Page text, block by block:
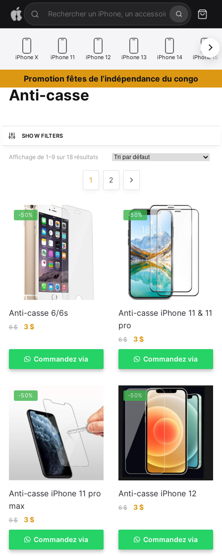
iPhone X iPhone 11 iPhone 12 iPhone 13 iPhone 14 iPhone 15
Promotion fêtes de l’indépendance du congo
Anti-casse
SHOW FILTERS
Affichage de 1–9 sur 18 résultats
1 2
-50%
Anti-casse 6/6s
6$ 3$
ACHETER
Commandez via
-50%
Anti-casse iPhone 11 & 11
pro
6$ 3$
ACHETER
Commandez via
-50%
Anti-casse iPhone 11 pro
max
6$ 3$
ACHETER
Commandez via
-50%
Anti-casse iPhone 12
6$ 3$
ACHETER
Commandez via